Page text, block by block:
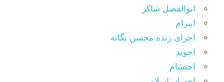
ابوالفضل شاکر
ابیرام
اجرای زنده محسن یگانه
اجوید
احتشام